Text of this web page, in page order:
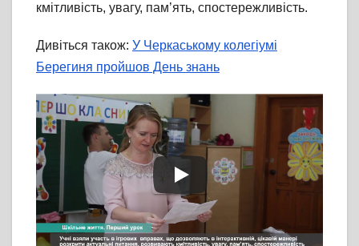
кмітливість, увагу, пам’ять, спостережливість.
Дивіться також: У Черкаському колегіумі
Берегиня пройшов День знань